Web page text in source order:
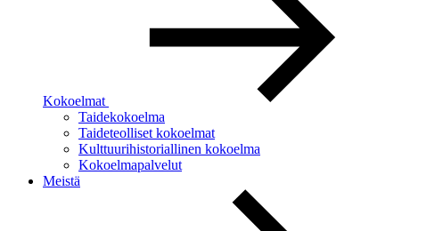
Kokoelmat
Taidekokoelma
Taideteolliset kokoelmat
Kulttuurihistoriallinen kokoelma
Kokoelmapalvelut
Meistä